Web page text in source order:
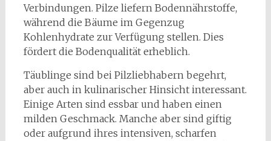
Verbindungen. Pilze liefern Bodennährstoffe,
während die Bäume im Gegenzug
Kohlenhydrate zur Verfügung stellen. Dies
fördert die Bodenqualität erheblich.
Täublinge sind bei Pilzliebhabern begehrt,
aber auch in kulinarischer Hinsicht interessant.
Einige Arten sind essbar und haben einen
milden Geschmack. Manche aber sind giftig
oder aufgrund ihres intensiven, scharfen